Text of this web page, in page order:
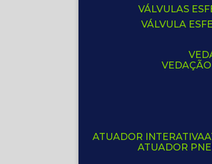
VÁLVULAS
VÁLVULA
ATUADOR INTERATIVA
ATUADOR